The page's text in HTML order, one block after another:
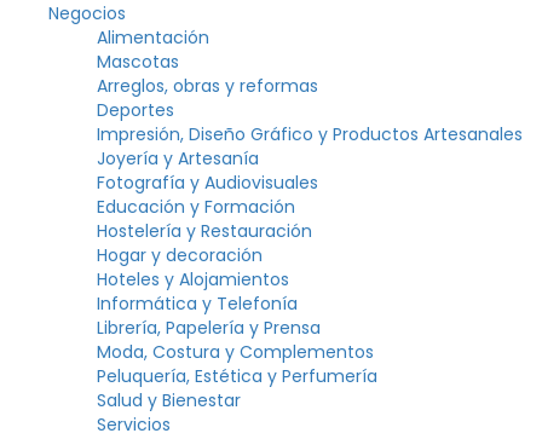
Negocios
Alimentación
Mascotas
Arreglos, obras y reformas
Deportes
Impresión, Diseño Gráfico y Productos Artesanales
Joyería y Artesanía
Fotografía y Audiovisuales
Educación y Formación
Hostelería y Restauración
Hogar y decoración
Hoteles y Alojamientos
Informática y Telefonía
Librería, Papelería y Prensa
Moda, Costura y Complementos
Peluquería, Estética y Perfumería
Salud y Bienestar
Servicios